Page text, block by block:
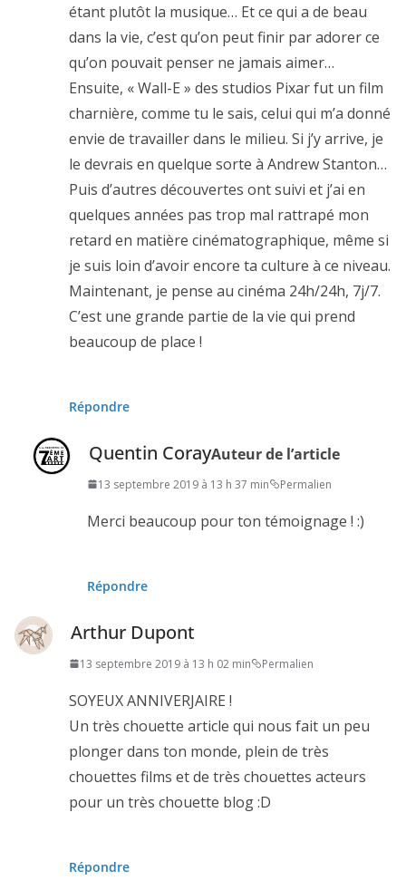
étant plutôt la musique… Et ce qui a de beau
dans la vie, c’est qu’on peut finir par adorer ce
qu’on pouvait penser ne jamais aimer…
Ensuite, « Wall-E » des studios Pixar fut un film
charnière, comme tu le sais, celui qui m’a donné
envie de travailler dans le milieu. Si j’y arrive, je
le devrais en quelque sorte à Andrew Stanton…
Puis d’autres découvertes ont suivi et j’ai en
quelques années pas trop mal rattrapé mon
retard en matière cinématographique, même si
je suis loin d’avoir encore ta culture à ce niveau.
Maintenant, je pense au cinéma 24h/24h, 7j/7.
C’est une grande partie de la vie qui prend
beaucoup de place !
Répondre
Quentin CorayAuteur de l’article
13 septembre 2019 à 13 h 37 min Permalien
Merci beaucoup pour ton témoignage ! :)
Répondre
Arthur Dupont
13 septembre 2019 à 13 h 02 min Permalien
SOYEUX ANNIVERJAIRE !
Un très chouette article qui nous fait un peu
plonger dans ton monde, plein de très
chouettes films et de très chouettes acteurs
pour un très chouette blog :D
Répondre